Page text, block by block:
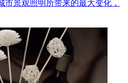
市景观照明所带来的最大变化，